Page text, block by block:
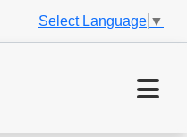
Select Language ▼